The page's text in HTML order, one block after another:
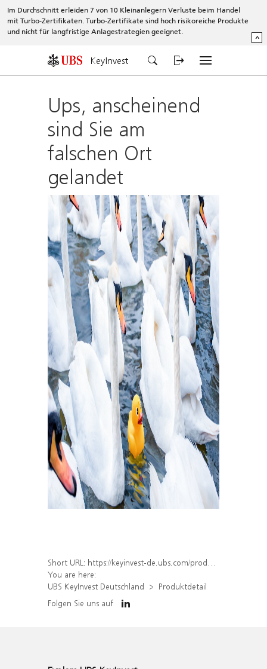
Im Durchschnitt erleiden 7 von 10 Kleinanlegern Verluste beim Handel
mit Turbo-Zertifikaten. Turbo-Zertifikate sind hoch risikoreiche Produkte
und nicht für langfristige Anlagestrategien geeignet.
^
KeyInvest
Ups, anscheinend
sind Sie am
falschen Ort
gelandet
Short URL: https://keyinvest-de.ubs.com/produkt/detail/index/isin/DE000WA51QH3
You are here:
UBS KeyInvest Deutschland
Produktdetail
Folgen Sie uns auf